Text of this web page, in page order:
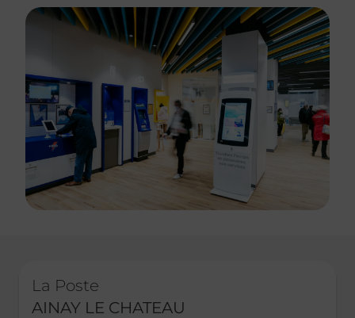
La Poste
AINAY LE CHATEAU